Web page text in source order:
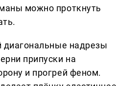
можно проткнуть
диагональные надрезы
припуски на
и прогрей феном.